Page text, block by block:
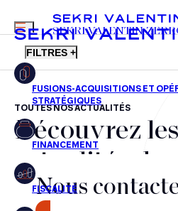
FR EN
MENU
SEKRI VALENTIN
FILTRES +
Fusions-acquisitions et
Financement
Fiscalité
TOUTES NOS ACTUALITÉS
Découvrez
actualités du
nos
Nous